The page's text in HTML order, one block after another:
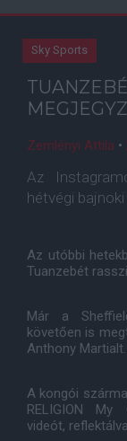
Sky Sports
Zemlényi Attila •
Az
hétvégi bajnoki
Az utóbbi
Tuanzebét
Már a
követően is
Anthony Martialt.
A kongói
RELIGION My
videót,